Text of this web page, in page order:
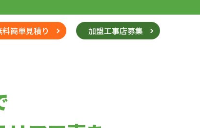
料簡単見積り 加盟工事店募集